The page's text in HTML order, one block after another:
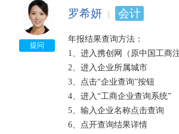
提问
罗希妍 会计
年报结果查询方法：
1、进入携创网（原中国工商
2、进入企业所属城市
3、点击“企业查询”按钮
4、进入“工商企业查询系统”
5、输入企业名称点击查询
6、点开查询结果详情